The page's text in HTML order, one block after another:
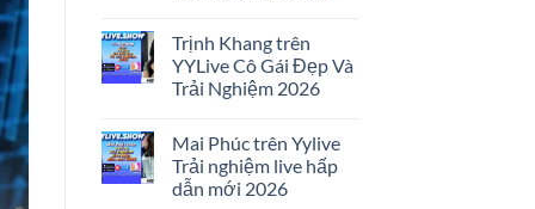
on
Lý
Dũng
trên
Nghiệm
Livestream
Nổi
Bật
Trịnh Khang trên
YYLive Cô Gái Đẹp Và
Trải Nghiệm 2026
on
Trịnh
Khang
trên
Mai Phúc trên Yylive
Trải nghiệm live hấp
dẫn mới 2026